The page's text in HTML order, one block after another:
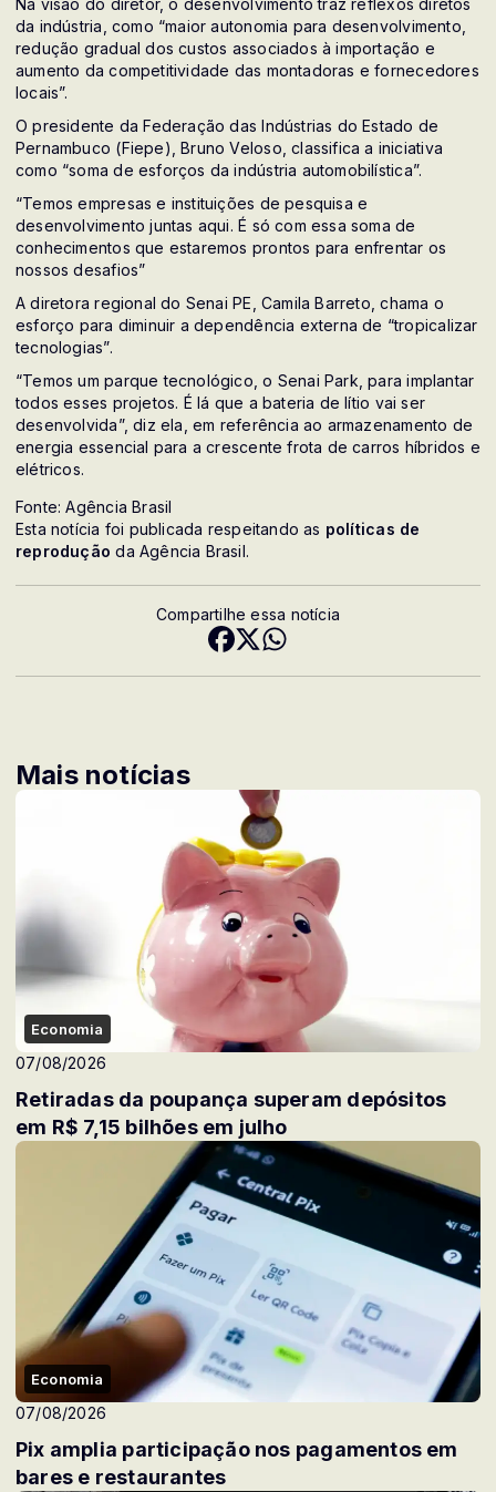
Na visão do diretor, o desenvolvimento traz reflexos diretos
da indústria, como “maior autonomia para desenvolvimento,
redução gradual dos custos associados à importação e
aumento da competitividade das montadoras e fornecedores
locais”.
O presidente da Federação das Indústrias do Estado de
Pernambuco (Fiepe), Bruno Veloso, classifica a iniciativa
como “soma de esforços da indústria automobilística”.
“Temos empresas e instituições de pesquisa e
desenvolvimento juntas aqui. É só com essa soma de
conhecimentos que estaremos prontos para enfrentar os
nossos desafios”
A diretora regional do Senai PE, Camila Barreto, chama o
esforço para diminuir a dependência externa de “tropicalizar
tecnologias”.
“Temos um parque tecnológico, o Senai Park, para implantar
todos esses projetos. É lá que a bateria de lítio vai ser
desenvolvida”, diz ela, em referência ao armazenamento de
energia essencial para a crescente frota de carros híbridos e
elétricos.
Fonte: Agência Brasil
Esta notícia foi publicada respeitando as políticas de
reprodução da Agência Brasil.
Compartilhe essa notícia
Mais notícias
Economia
07/08/2026
Retiradas da poupança superam depósitos
em R$ 7,15 bilhões em julho
Economia
07/08/2026
Pix amplia participação nos pagamentos em
bares e restaurantes